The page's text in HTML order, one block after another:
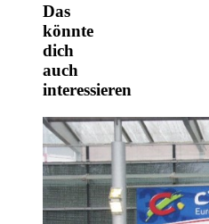
Das
könnte
dich
auch
interessieren